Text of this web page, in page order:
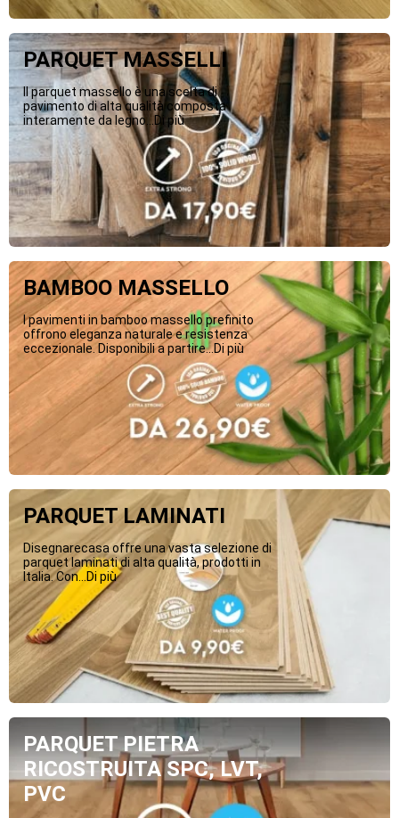
PARQUET MASSELLI
Il parquet massello è una scelta di
pavimento di alta qualità composta
interamente da legno...Di più
BAMBOO MASSELLO
I pavimenti in bamboo massello prefinito
offrono eleganza naturale e resistenza
eccezionale. Disponibili a partire...Di più
PARQUET LAMINATI
Disegnarecasa offre una vasta selezione di
parquet laminati di alta qualità, prodotti in
Italia. Con...Di più
PARQUET PIETRA
RICOSTRUITA SPC, LVT,
PVC